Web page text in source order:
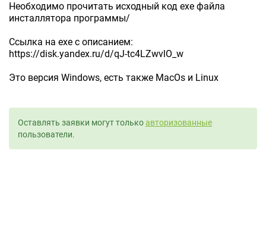
Необходимо прочитать исходный код exe файла
инсталлятора программы/
Ссылка на exe с описанием:
https://disk.yandex.ru/d/qJ-tc4LZwvlO_w
Это версия Windows, есть также MacOs и Linux
Оставлять заявки могут толькоавторизованные
пользователи.